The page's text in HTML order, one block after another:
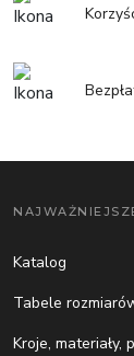
Katalog
Tabele
Kroje, materiały,